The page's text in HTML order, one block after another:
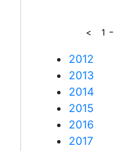
< 1 -
2012
2013
2014
2015
2016
2017